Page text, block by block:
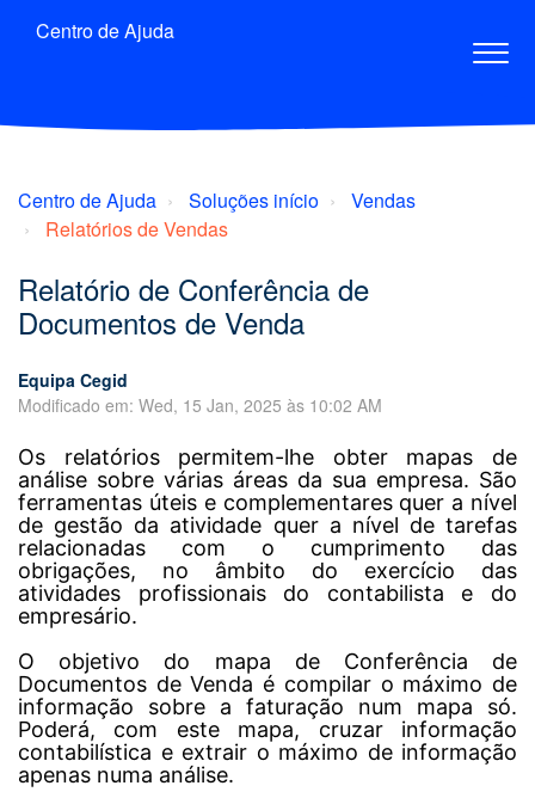
Centro de Ajuda
Centro de Ajuda Soluções início
Vendas
Relatórios de Vendas
Relatório de Conferência de
Documentos de Venda
Equipa Cegid
Modificado em: Wed, 15 Jan, 2025 às 10:02 AM
Os relatórios permitem-lhe obter mapas de
análise sobre várias áreas da sua empresa. São
ferramentas úteis e complementares quer a nível
de gestão da atividade quer a nível de tarefas
relacionadas com o cumprimento das
obrigações, no âmbito do exercício das
atividades profissionais do contabilista e do
empresário.
O objetivo do mapa de Conferência de
Documentos de Venda é compilar o máximo de
informação sobre a faturação num mapa só.
Poderá, com este mapa, cruzar informação
contabilística e extrair o máximo de informação
apenas numa análise.